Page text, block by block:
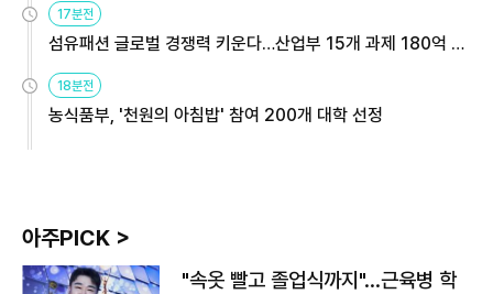
17분전
섬유패션 글로벌 경쟁력 키운다…산업부 15개 과제 180억 지
18분전
농식품부, '천원의 아침밥' 참여 200개 대학 선정
아주PICK >
"속옷 빨고 졸업식까지"…근육병 학